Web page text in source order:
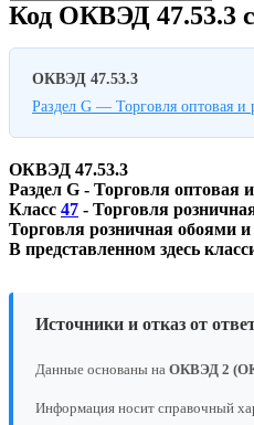
Код ОКВЭД 47.53.3
ОКВЭД 47.53.3
Раздел G — Торговля оптовая и
ОКВЭД 47.53.3
Раздел G - Торговля оптовая
Класс 47 - Торговля
Торговля розничная обоями
В представленном здесь
Источники и отказ от
Данные основаны на ОКВЭД 2
Информация носит справочный